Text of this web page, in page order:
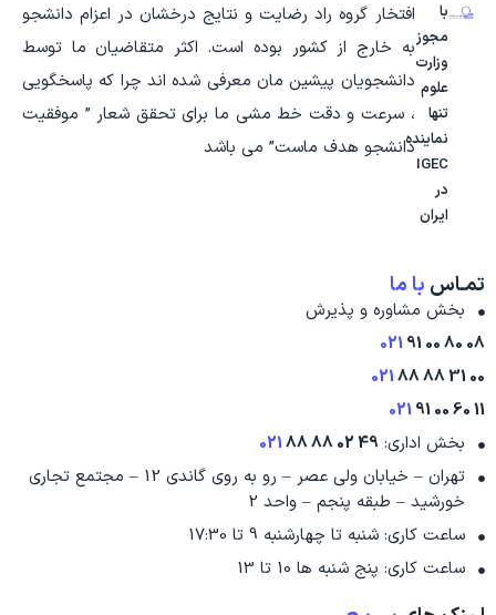
با
مجوز
وزارت
علوم
تنها
نماینده
IGEC
در
ایران
افتخار گروه راد رضایت و نتایج درخشان در اعزام دانشجو
به خارج از کشور بوده است. اکثر متقاضیان ما توسط
دانشجویان پیشین مان معرفی شده اند چرا که پاسخگویی
، سرعت و دقت خط مشی ما برای تحقق شعار ” موفقیت
دانشجو هدف ماست” می باشد
تمـاس با ما
بخش مشاوره و پذیرش
08 80 00 91
021
00 31 88 88
021
11 60 00 91
021
بخش اداری: 49 02 88 88
021
تهران – خیابان ولی عصر – رو به روی گاندی 12 – مجتمع تجاری
خورشید – طبقه پنجم – واحد 2
ساعت کاری: شنبه تا چهارشنبه 9 تا 17:30
ساعت کاری: پنج شنبه ها 10 تا 13